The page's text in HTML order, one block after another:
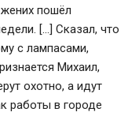
пошёл
[…] Сказал, что
с лампасами,
Михаил,
охотно, а идут
работы в городе